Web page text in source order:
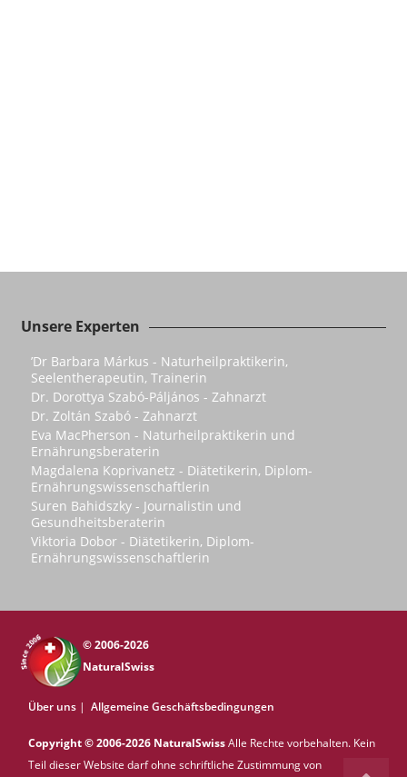
Unsere Experten
’Dr Barbara Márkus - Naturheilpraktikerin,
Seelentherapeutin, Trainerin
Dr. Dorottya Szabó-Páljános - Zahnarzt
Dr. Zoltán Szabó - Zahnarzt
Eva MacPherson - Naturheilpraktikerin und
Ernährungsberaterin
Magdalena Koprivanetz - Diätetikerin, Diplom-
Ernährungswissenschaftlerin
Suren Bahidszky - Journalistin und
Gesundheitsberaterin
Viktoria Dobor - Diätetikerin, Diplom-
Ernährungswissenschaftlerin
© 2006-2026
NaturalSwiss
Über uns | Allgemeine Geschäftsbedingungen
Copyright © 2006-2026 NaturalSwissAlle Rechte vorbehalten. Kein
Teil dieser Website darf ohne schriftliche Zustimmung von